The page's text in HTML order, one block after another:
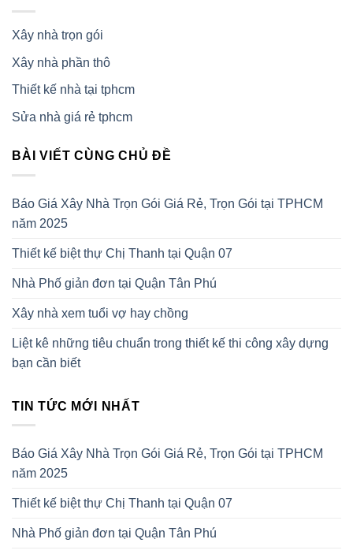
Xây nhà trọn gói
Xây nhà phần thô
Thiết kế nhà tại tphcm
Sửa nhà giá rẻ tphcm
BÀI VIẾT CÙNG CHỦ ĐỀ
Báo Giá Xây Nhà Trọn Gói Giá Rẻ, Trọn Gói tại TPHCM
năm 2025
Thiết kế biệt thự Chị Thanh tại Quận 07
Nhà Phố giản đơn tại Quận Tân Phú
Xây nhà xem tuổi vợ hay chồng
Liệt kê những tiêu chuẩn trong thiết kế thi công xây dựng
bạn cần biết
TIN TỨC MỚI NHẤT
Báo Giá Xây Nhà Trọn Gói Giá Rẻ, Trọn Gói tại TPHCM
năm 2025
Thiết kế biệt thự Chị Thanh tại Quận 07
Nhà Phố giản đơn tại Quận Tân Phú